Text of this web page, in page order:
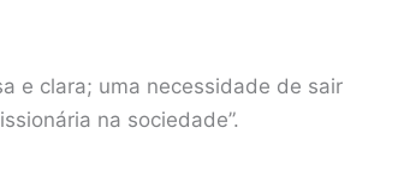
e clara; uma necessidade de sair
na sociedade”.